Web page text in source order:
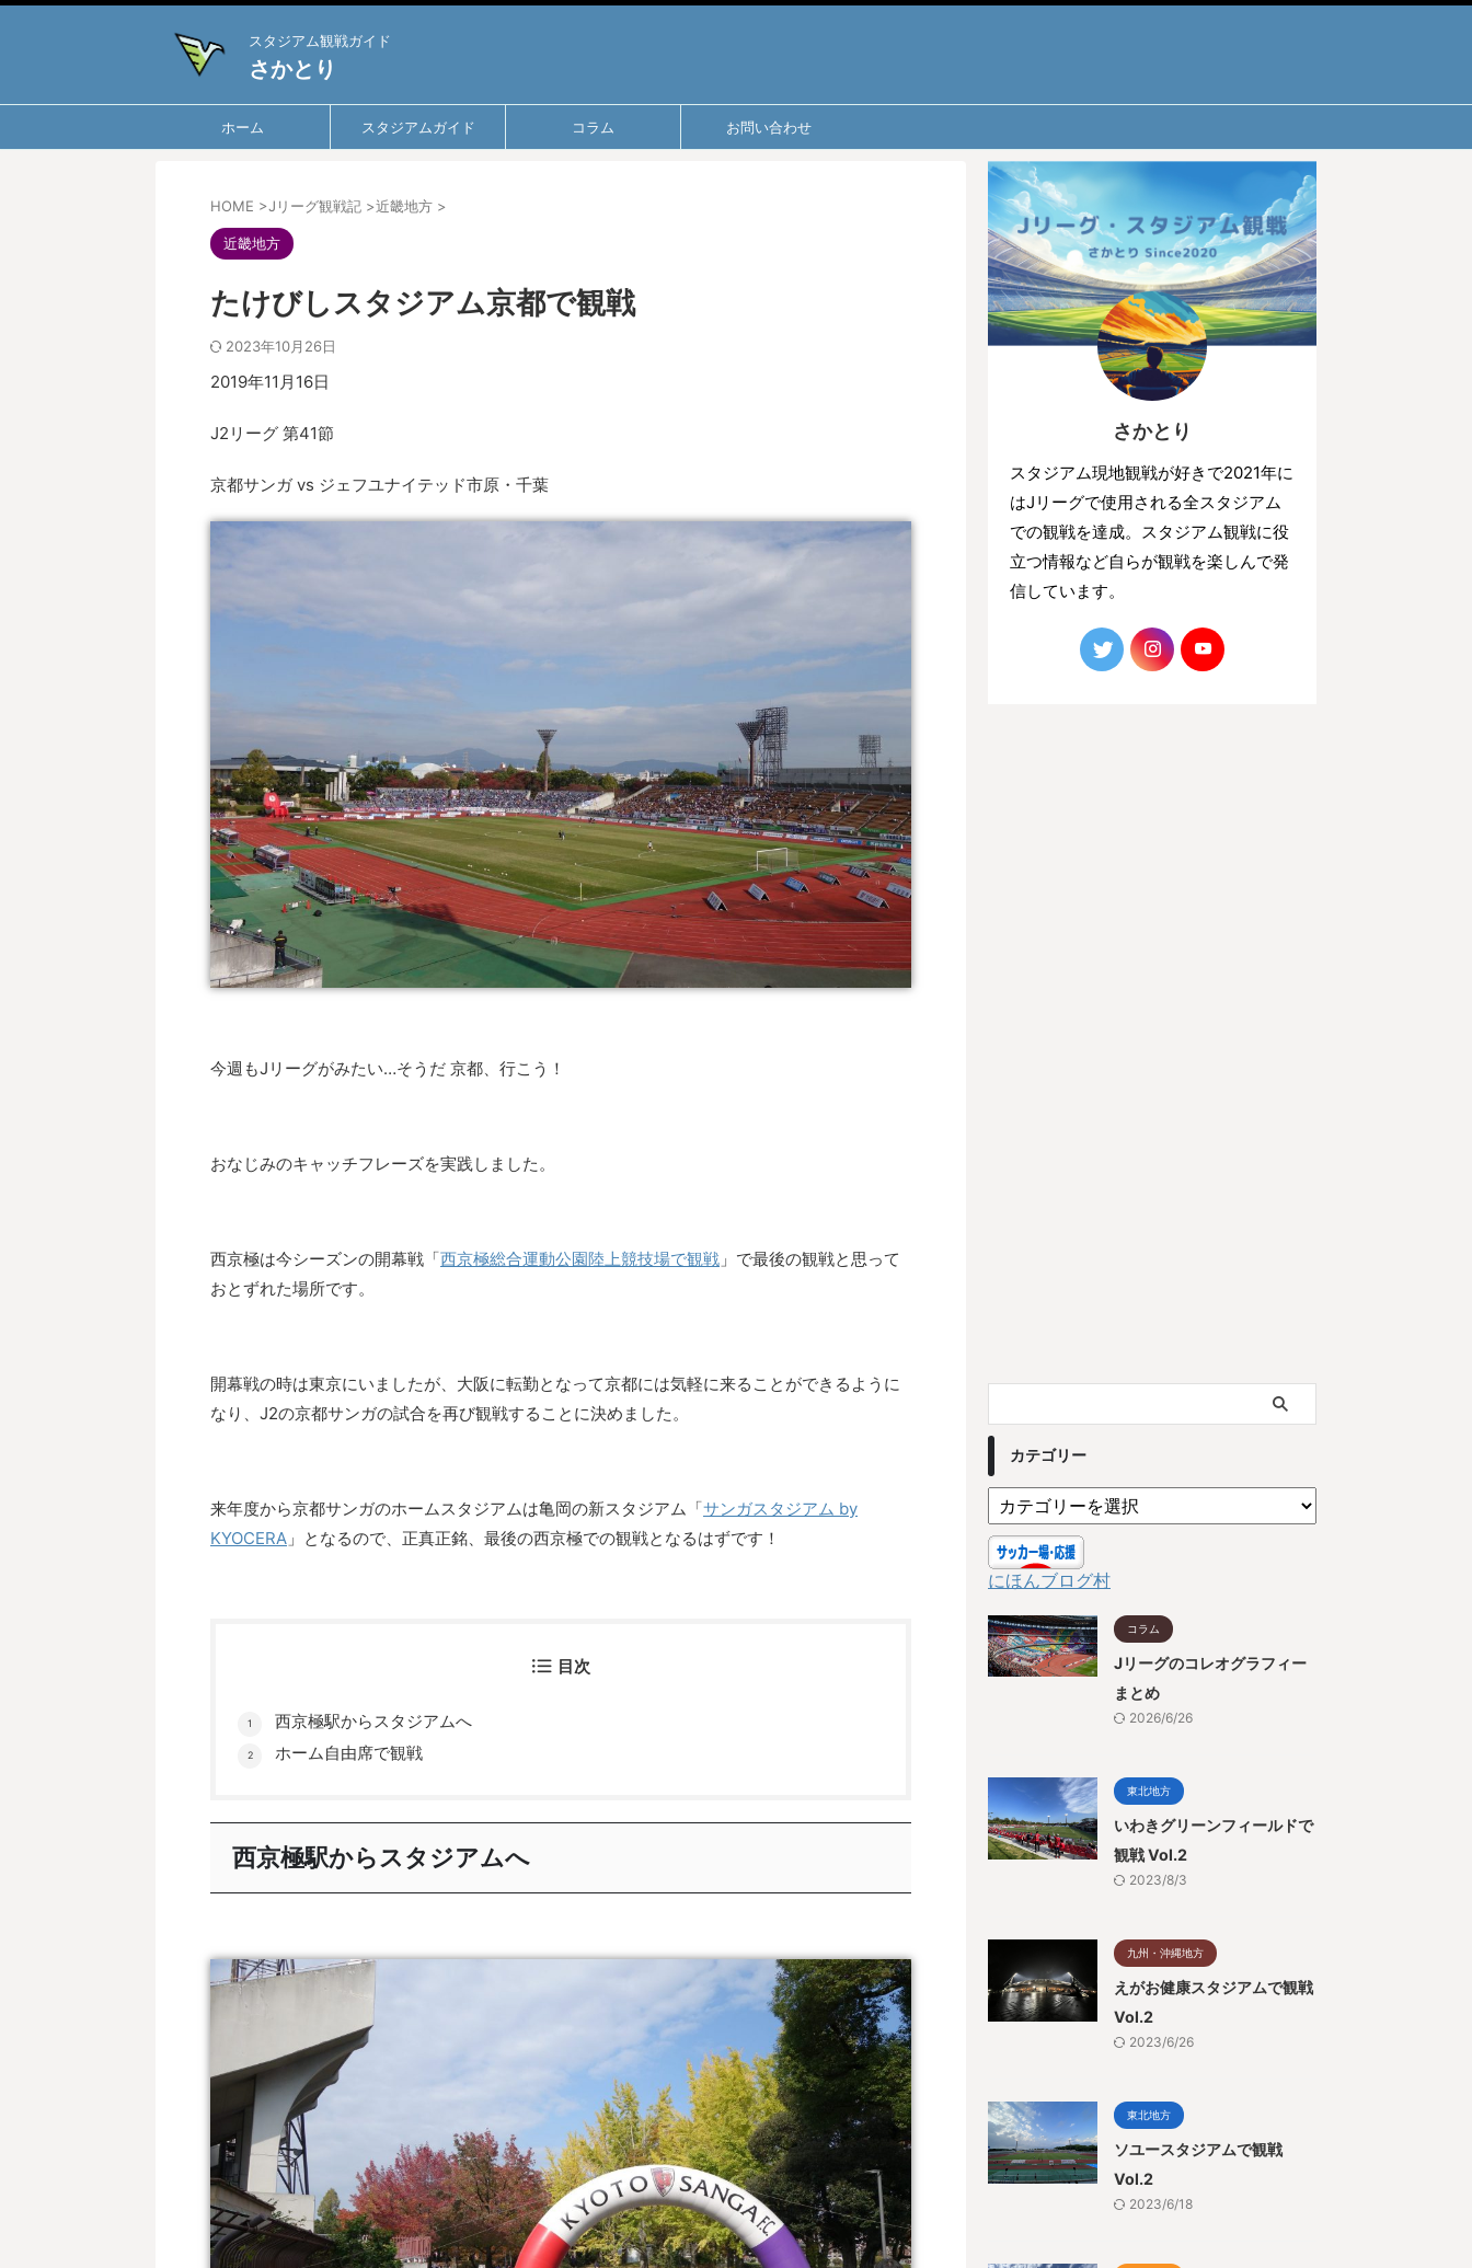
スタジアム観戦ガイド
さかとり
ホーム スタジアムガイド コラム お問い合わせ
HOME >Jリーグ観戦記 >近畿地方 >
近畿地方
たけびしスタジアム京都で観戦
2023年10月26日
2019年11月16日
J2リーグ 第41節
京都サンガ vs ジェフユナイテッド市原・千葉
今週もJリーグがみたい…そうだ 京都、行こう！
おなじみのキャッチフレーズを実践しました。
西京極は今シーズンの開幕戦「西京極総合運動公園陸上競技場で観戦 」で最後の観戦と思って
おとずれた場所です。
開幕戦の時は東京にいましたが、大阪に転勤となって京都には気軽に来ることができるように
なり、J2の京都サンガの試合を再び観戦することに決めました。
来年度から京都サンガのホームスタジアムは亀岡の新スタジアム「サンガスタジアム by
KYOCERA 」となるので、正真正銘、最後の西京極での観戦となるはずです！
目次
西京極駅からスタジアムへ
ホーム自由席で観戦
西京極駅からスタジアムへ
さかとり
スタジアム現地観戦が好きで2021年に
はJリーグで使用される全スタジアム
での観戦を達成。スタジアム観戦に役
立つ情報など自らが観戦を楽しんで発
信しています。
カテゴリー
にほんブログ村
コラム
Jリーグのコレオグラフィー
まとめ
2026/6/26
東北地方
いわきグリーンフィールドで
観戦 Vol.2
2023/8/3
九州・沖縄地方
えがお健康スタジアムで観戦
Vol.2
2023/6/26
東北地方
ソユースタジアムで観戦
Vol.2
2023/6/18